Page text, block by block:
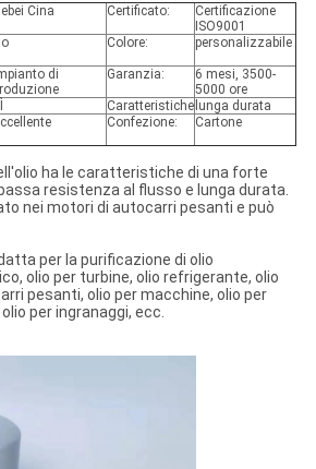
Cina Certificato:
Certificazione
ISO9001
Colore: personalizzabile
di
Garanzia:
6 mesi, 3500-
5000 ore
Caratteristiche lunga durata
Confezione: Cartone
ha le caratteristiche di una forte
resistenza al flusso e lunga durata.
nei motori di autocarri pesanti e può
per la purificazione di olio
olio per turbine, olio refrigerante, olio
pesanti, olio per macchine, olio per
per ingranaggi, ecc.